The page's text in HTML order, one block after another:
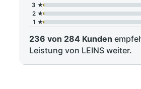
3 ★
2 ★
1 ★
236 von 284 Kunden
Leistung von LEINS weiter.